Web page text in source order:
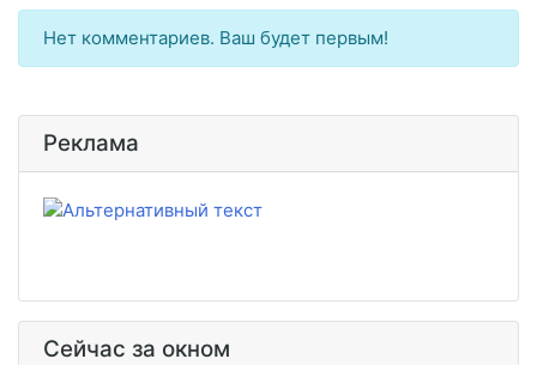
Нет комментариев. Ваш будет первым!
Реклама
Сейчас за окном